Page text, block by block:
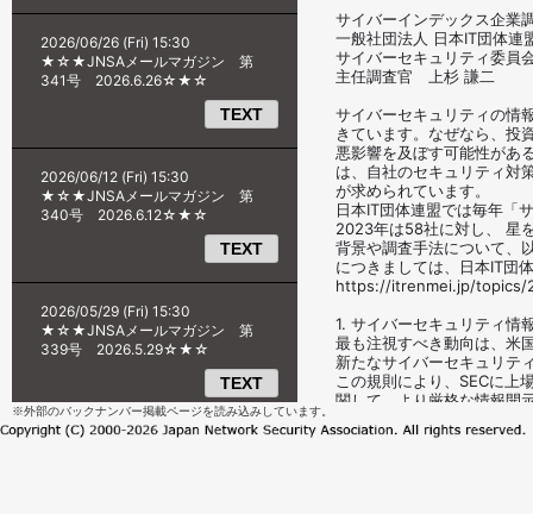
※外部のバックナンバー掲載ページを読み込みしています。